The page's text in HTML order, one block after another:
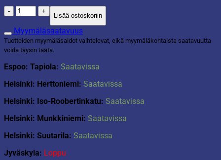
350
vesi-
ilmapalloa
purkissa
määrä
Lisää ostoskoriin
Myymäläsaatavuus
Tuotteiden myymäläsaldot vaihtelevat, eikä myymäläkohtaista saatavuutta
voida täysin taata.
Espoo: Tapiola: Saatavissa
Helsinki: Herttoniemi: Saatavissa
Helsinki: Iso-Roobertinkatu: Saatavissa
Helsinki: Munkkiniemi: Saatavissa
Helsinki: Suutarila: Saatavissa
Jyväskyla: Loppu